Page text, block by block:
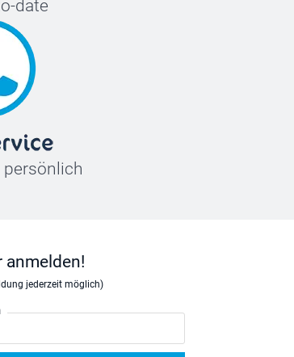
date
persönlich
anmelden!
jederzeit möglich)